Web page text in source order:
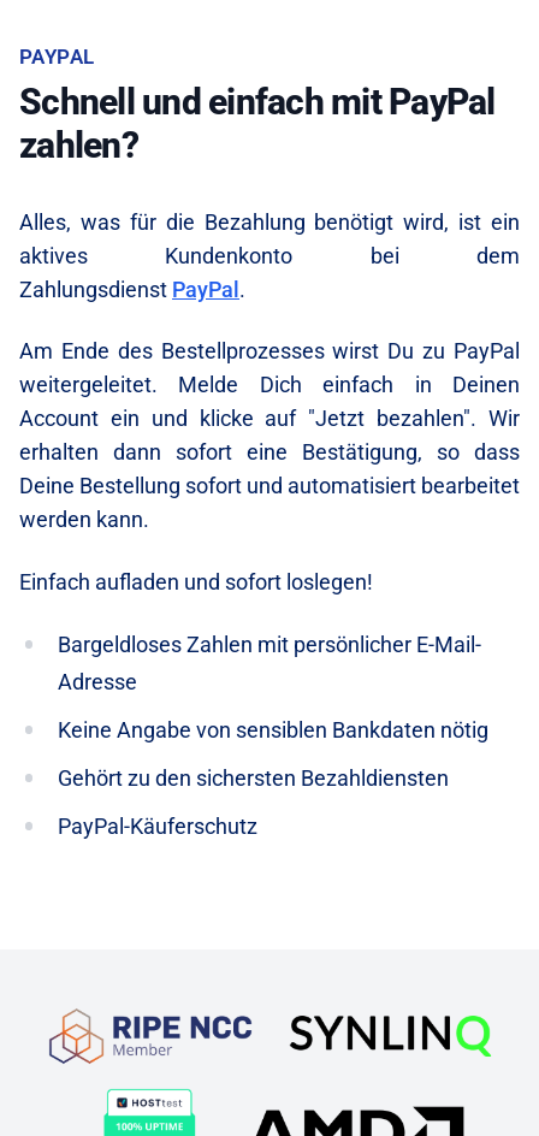
PAYPAL
Schnell und einfach mit PayPal
zahlen?
Alles, was für die Bezahlung benötigt wird, ist ein
aktives Kundenkonto bei dem
Zahlungsdienst PayPal .
Am Ende des Bestellprozesses wirst Du zu PayPal
weitergeleitet. Melde Dich einfach in Deinen
Account ein und klicke auf "Jetzt bezahlen". Wir
erhalten dann sofort eine Bestätigung, so dass
Deine Bestellung sofort und automatisiert bearbeitet
werden kann.
Einfach aufladen und sofort loslegen!
Bargeldloses Zahlen mit persönlicher E-Mail-
Adresse
Keine Angabe von sensiblen Bankdaten nötig
Gehört zu den sichersten Bezahldiensten
PayPal-Käuferschutz
Partnerschaften